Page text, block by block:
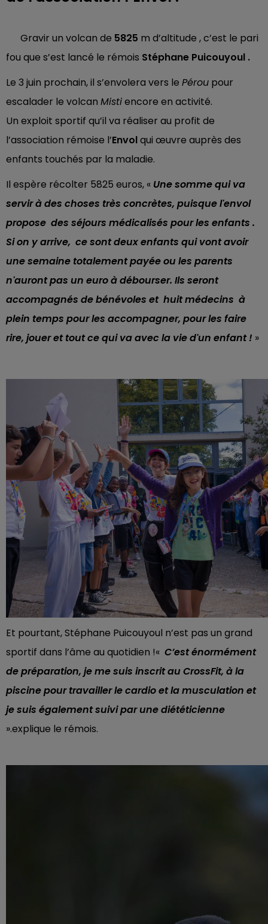
Gravir un volcan de 5825 m d’altitude , c’est le pari
fou que s’est lancé le rémois Stéphane Puicouyoul .
Le 3 juin prochain, il s’envolera vers le Pérou pour
escalader le volcan Mistiencore en activité.
Un exploit sportif qu’il va réaliser au profit de
l’association rémoise l’Envolqui œuvre auprès des
enfants touchés par la maladie.
Il espère récolter 5825 euros, « Une somme qui va
servir à des choses très concrètes, puisque l'envol
propose des séjours médicalisés pour les enfants .
Si on y arrive, ce sont deux enfants qui vont avoir
une semaine totalement payée ou les parents
n'auront pas un euro à débourser. Ils seront
accompagnés de bénévoles et huit médecins à
plein temps pour les accompagner, pour les faire
rire, jouer et tout ce qui va avec la vie d'un enfant ! »
Et pourtant, Stéphane Puicouyoul n’est pas un grand
sportif dans l’âme au quotidien !« C’est énormément
de préparation, je me suis inscrit au CrossFit, à la
piscine pour travailler le cardio et la musculation et
je suis également suivi par une diététicienne
».explique le rémois.